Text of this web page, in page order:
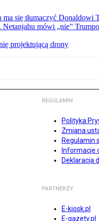
się tłumaczyć Donaldowi
mówi „nie”
projektującą drony
REGULAMIN
Polityka
Zmiana
Regulamin
Informacje
Deklaracja
PARTNERZY
E-kiosk.pl
E-gazety.pl